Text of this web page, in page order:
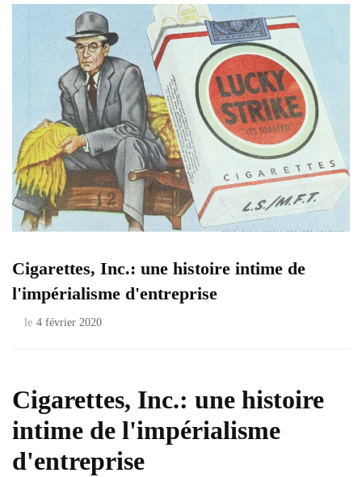
Cigarettes, Inc.: une histoire intime de
l'impérialisme d'entreprise
le 4 février 2020
Cigarettes, Inc.: une histoire
intime de l'impérialisme
d'entreprise